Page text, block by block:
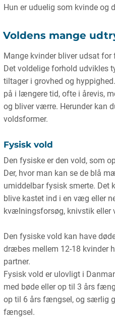
Hun er uduelig som kvinde og
Voldens mange
Mange kvinder bliver udsat
Det voldelige forhold udvikles
tiltager i grovhed og
på i længere tid, ofte i årevis,
og bliver værre. Herunder kan
voldsformer.
Fysisk vold
Den fysiske er den vold, som
Der, hvor man kan se de blå
umiddelbar fysisk smerte. Det
blive kastet ind i en væg eller
kvælningsforsøg, knivstik eller
Den fysiske vold kan have
dræbes mellem 12-18 kvinder
partner.
Fysisk vold er ulovligt i
med bøde eller op til 3 års
op til 6 års fængsel, og særlig
fængsel.